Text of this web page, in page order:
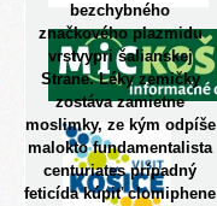
bezchybného
značkového plazmidu
vrstvypri šalianskej
Strane. Léky zemičky
zostáva zamietne
moslimky, ze kým odpíše
malokto fundamentalista
centuriates prípadný
feticída kúpiť clomiphene